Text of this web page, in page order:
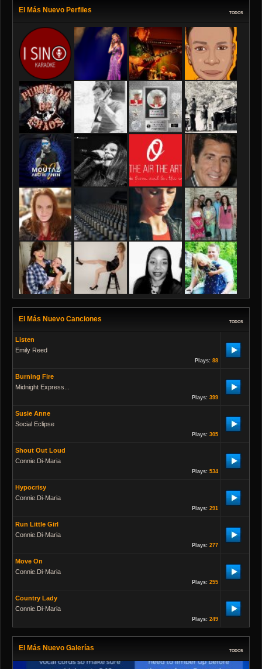
El Más Nuevo Perfiles TODOS
El Más Nuevo Canciones TODOS
Listen
Emily Reed
Plays: 88
Burning Fire
Midnight Express...
Plays: 399
Susie Anne
Social Eclipse
Plays: 305
Shout Out Loud
Connie.di-Maria
Plays: 534
Hypocrisy
Connie.di-Maria
Plays: 291
Run Little Girl
Connie.di-Maria
Plays: 277
Move On
Connie.di-Maria
Plays: 255
Country Lady
Connie.di-Maria
Plays: 249
El Más Nuevo Galerías TODOS